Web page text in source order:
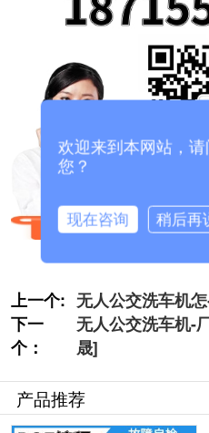
上一个: 无人公交洗车机
下一
个：
无人公交洗车机-
晟]
产品推荐
欢迎来到本网站，
您？
现在咨询 稍后再